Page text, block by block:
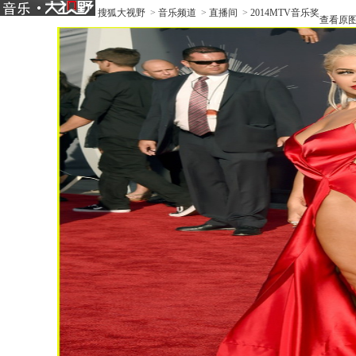
搜狐大视野 > 音乐频道 > 直播间 > 2014MTV音乐奖
查看原